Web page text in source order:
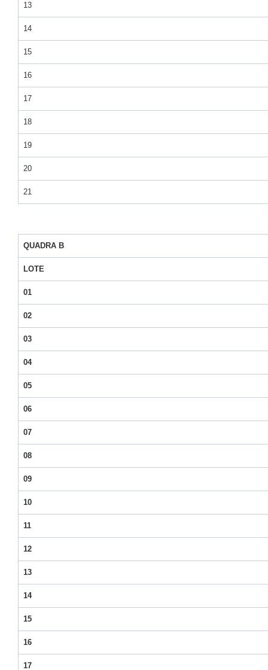
13
14
15
16
17
18
19
20
21
QUADRA B
LOTE
01
02
03
04
05
06
07
08
09
10
11
12
13
14
15
16
17